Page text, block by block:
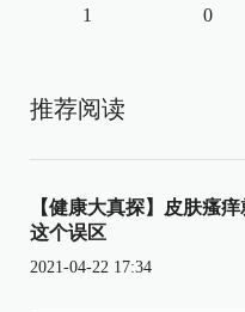
1 0
推荐阅读
【健康大真探】皮肤瘙
这个误区
2021-04-22 17:34